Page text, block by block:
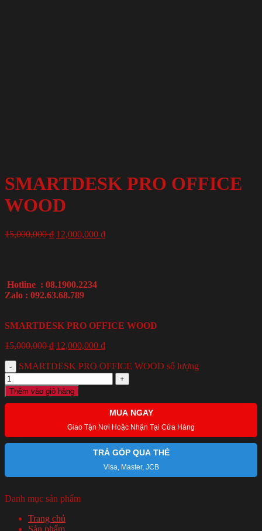
SMARTDESK PRO OFFICE
WOOD
15,000,000₫ 12,000,000 ₫
Hotline : 08.1900.2234
Zalo : 092.63.68.789
SMARTDESK PRO OFFICE WOOD
15,000,000₫ 12,000,000 ₫
SMARTDESK PRO OFFICE WOOD số lượng
Thêm vào giỏ hàng
MUA NGAY
Giao Tận Nơi Hoặc Nhận Tại Cửa Hàng
TRẢ GÓP QUA THẺ
Visa, Master, JCB
Danh mục sản phẩm
Trang chủ
Sản phẩm